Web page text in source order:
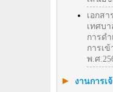
เอกสา
เทศบ
การด
การเ
พ.ศ
งานการเ